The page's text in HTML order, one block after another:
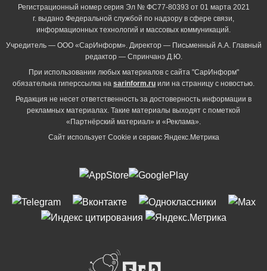
Регистрационный номер серия Эл № ФС77-80393 от 01 марта 2021
г. выдано Федеральной службой по надзору в сфере связи,
информационных технологий и массовых коммуникаций.
Учредитель — ООО «СарИнформ». Директор — Письменный А.А. Главный
редактор — Спринчанэ Д.Ю.
При использовании любых материалов с сайта "СарИнформ"
обязательна гиперссылка на sarinform.ru или на страницу с новостью.
Редакция не несет ответственность за достоверность информации в
рекламных материалах. Такие материалы выходят с пометкой
«Партнёрский материал» и «Реклама».
Сайт использует Cookie и сервиc Яндекс.Метрика